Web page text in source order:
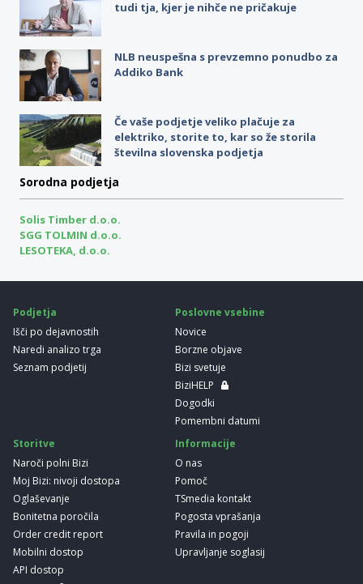
tudi tja, kjer je nihče ne pričakuje
NLB neuspešna s prevzemno ponudbo za
Addiko Bank
Če vaše podjetje veliko plačuje za
elektriko, storite to, kar so že storila
številna slovenska podjetja
Sorodna podjetja
Solis Timber d.o.o.
SGG TOLMIN d.o.o.
LESOTEKA, d.o.o.
Podjetja
Išči po dejavnostih
Naredi analizo trga
Seznam podjetij
Poslovne vsebine
Novice
Borzne objave
Bizi svetuje
BiziHELP
Dogodki
Pomembni datumi
Storitve
Naroči polni Bizi
Moj Bizi: nivoji dostopa
Oglaševanje
Bonitetna poročila
Order credit report
Mobilni dostop
API dostop
Informacije
O nas
Pomoč
TSmedia kontakt
Pogosta vprašanja
Pravila in pogoji
Upravljanje soglasij